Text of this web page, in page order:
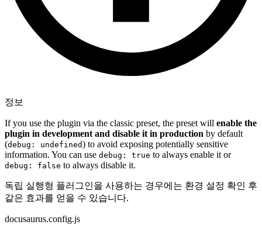
정보
If you use the plugin via the classic preset, the preset will enable the
plugin in development and disable it in production by default
(debug: undefined) to avoid exposing potentially sensitive
information. You can use debug: true to always enable it or
debug: false to always disable it.
독립 실행형 플러그인을 사용하는 경우에는 환경 설정 확인 후
같은 효과를 얻을 수 있습니다.
docusaurus.config.js